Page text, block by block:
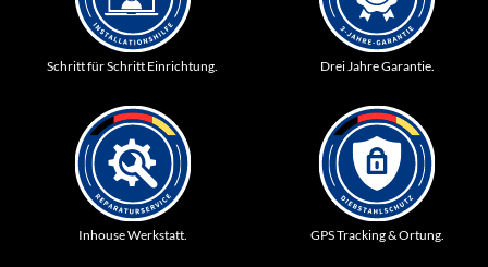
Schritt für Schritt Einrichtung. Drei Jahre Garantie.
Inhouse Werkstatt. GPS Tracking & Ortung.